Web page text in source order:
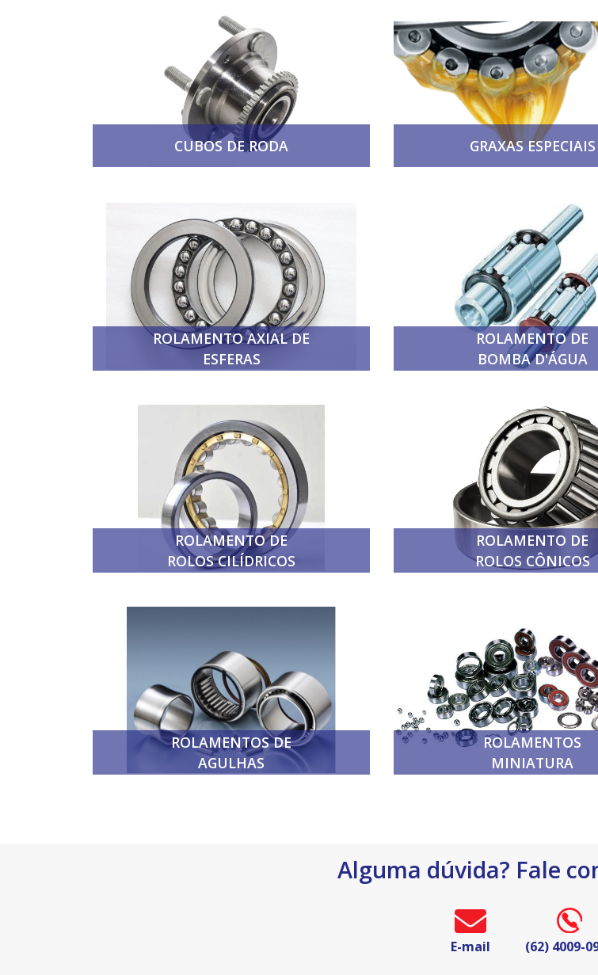
CUBOS DE RODA GRAXAS ESPECIAIS
ROLAMENTO AXIAL DE
ESFERAS
ROLAMENTO DE
BOMBA D'ÁGUA
ROLAMENTO DE
ROLOS CILÍDRICOS
ROLAMENTO DE
ROLOS CÔNICOS
ROLAMENTOS DE
AGULHAS
ROLAMENTOS
MINIATURA
Alguma dúvida? Fale
E-mail (62) 4009-